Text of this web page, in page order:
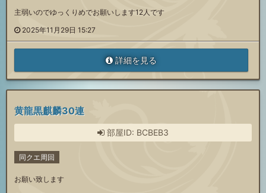
主弱いのでゆっくりめでお願いします12人です
2025年11月29日 15:27
詳細を見る
黄龍黒麒麟30連
部屋ID: BCBEB3
同クエ周回
お願い致します